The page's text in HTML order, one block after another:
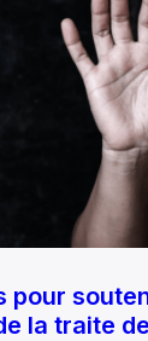
pour
la traite